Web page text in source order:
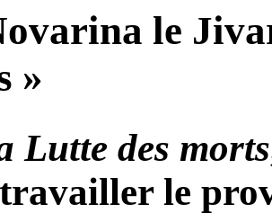
le
»
Lutte des morts
le